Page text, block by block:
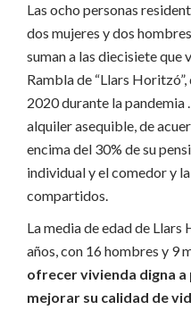
Las ocho personas
dos mujeres y dos
suman a las diecisiete que
Rambla de “Llars
2020 durante la pandemia
alquiler asequible, de
encima del 30% de su
individual y el comedor y
compartidos.
La media de edad de
años, con 16 hombres y 9
ofrecer vivienda digna
mejorar su calidad de